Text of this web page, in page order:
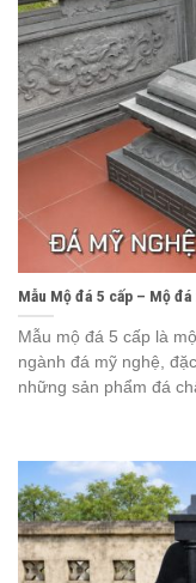
Mẫu Mộ đá 5 cấp – Mộ
Mẫu mộ đá 5 cấp là
ngành đá mỹ nghệ,
những sản phẩm đá